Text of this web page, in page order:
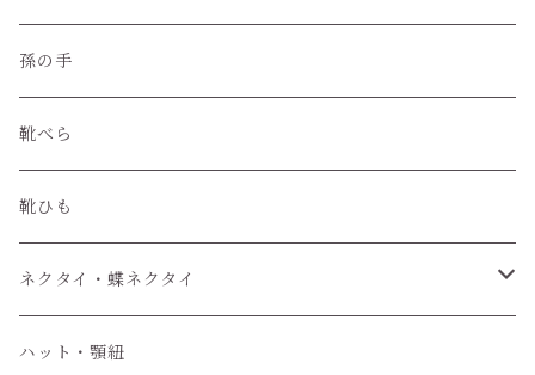
孫の手
靴べら
靴ひも
ネクタイ・蝶ネクタイ
ワンタッチネクタイ
ハット・顎紐